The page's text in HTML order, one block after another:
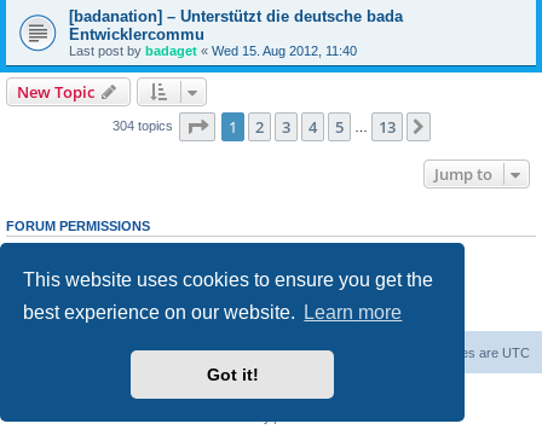
This website uses cookies to ensure you get the
best experience on our website.
Learn more
Got it!
[badanation] – Unterstützt die deutsche bada
Entwicklercommu
Last post by badaget « Wed 15. Aug 2012, 11:40
New Topic
304 topics Page 1of 13
1 2 3 4 5 13
Jump to
FORUM PERMISSIONS
cannotedit your posts in this forum
Youcannotpost attachments in this forum
Board index All times are UTC
Delete cookies
Contact us
Powered by
® Forum Software © phpBB Limited